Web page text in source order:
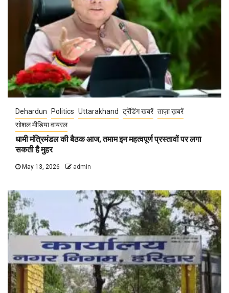
Dehardun Politics Uttarakhand ट्रेंडिंग खबरें ताज़ा ख़बरें
सोशल मीडिया वायरल
धामी मंत्रिमंडल की बैठक आज, तमाम इन महत्वपूर्ण प्रस्तावों पर लगा
सकती है मुहर
May 13, 2026 admin